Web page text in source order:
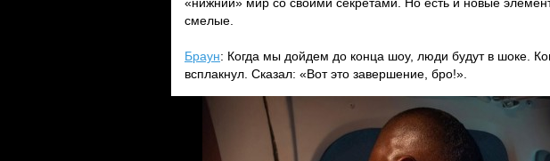
смелые.
Браун: Когда мы дойдем до конца шоу, люди будут в шоке.
всплакнул. Сказал: «Вот это завершение, бро!».